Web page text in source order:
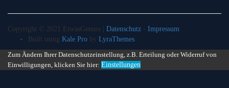
Copyright © 2021 EtwasGenuss | Datenschutz - Impressum
Built using Kale Pro by LyraThemes
Zum Ändern Ihrer Datenschutzeinstellung, z.B. Erteilung oder Widerruf von
Einwilligungen, klicken Sie hier: Einstellungen